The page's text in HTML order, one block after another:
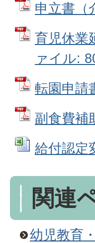
申立書（
育児休業
ァイル:
転園申請
副食費補
給付認定
関連
幼児教育